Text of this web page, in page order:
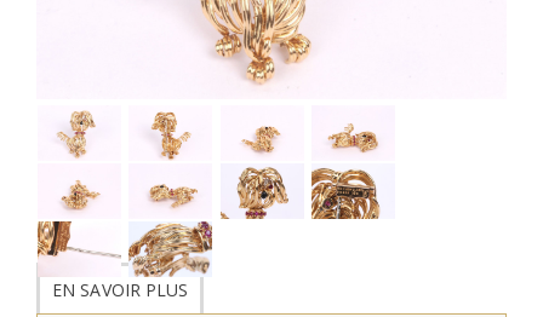
EN SAVOIR PLUS